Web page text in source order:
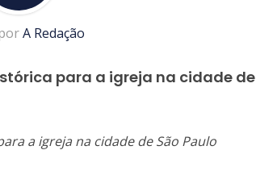
A Redação
para a igreja na cidade de
a igreja na cidade de São Paulo